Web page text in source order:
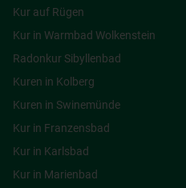
Kur auf Rügen
Kur in Warmbad Wolkenstein
Radonkur Sibyllenbad
Kuren in Kolberg
Kuren in Swinemünde
Kur in Franzensbad
Kur in Karlsbad
Kur in Marienbad